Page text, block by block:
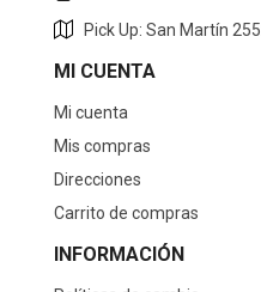
Pick Up: San Martín
MI CUENTA
Mi cuenta
Mis compras
Direcciones
Carrito de compras
INFORMACIÓN